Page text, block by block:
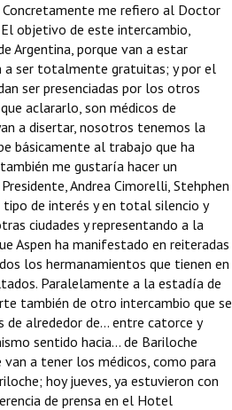
me refiero al Doctor
objetivo de este intercambio,
Argentina, porque van a estar
a ser totalmente gratuitas; y por el
ser presenciadas por los otros
aclararlo, son médicos de
a disertar, nosotros tenemos la
básicamente al trabajo que ha
me gustaría hacer un
Andrea Cimorelli, Stehphen
tipo de interés y en total silencio y
ciudades y representando a la
Aspen ha manifestado en reiteradas
los hermanamientos que tienen en
Paralelamente a la estadía de
también de otro intercambio que se
alrededor de... entre catorce y
sentido hacia... de Bariloche
a tener los médicos, como para
hoy jueves, ya estuvieron con
de prensa en el Hotel